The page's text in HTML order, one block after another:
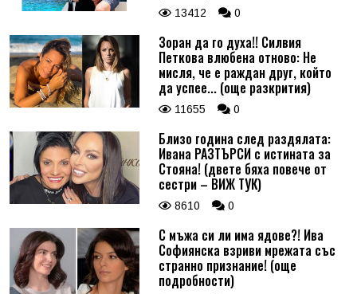
13412 0
Зоран да го духа!! Силвия
Петкова влюбена отново: Не
мисля, че е раждан друг, който
да успее... (още разкрития)
11655 0
Близо година след раздялата:
Ивана РАЗТЪРСИ с истината за
Стояна! (двете бяха повече от
сестри – ВИЖ ТУК)
8610 0
С мъжа си ли има ядове?! Ива
Софиянска взриви мрежата със
странно признание! (още
подробности)